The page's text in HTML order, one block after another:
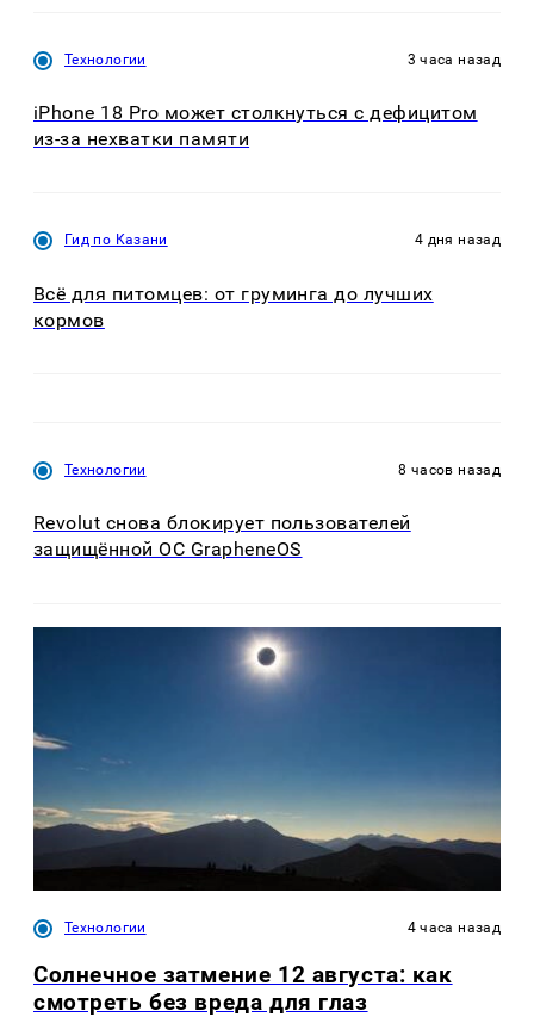
Технологии 3 часа назад
iPhone 18 Pro может столкнуться с дефицитом
из-за нехватки памяти
Гид по Казани 4 дня назад
Всё для питомцев: от груминга до лучших
кормов
Технологии 8 часов назад
Revolut снова блокирует пользователей
защищённой ОС GrapheneOS
Технологии 4 часа назад
Солнечное затмение 12 августа: как
смотреть без вреда для глаз